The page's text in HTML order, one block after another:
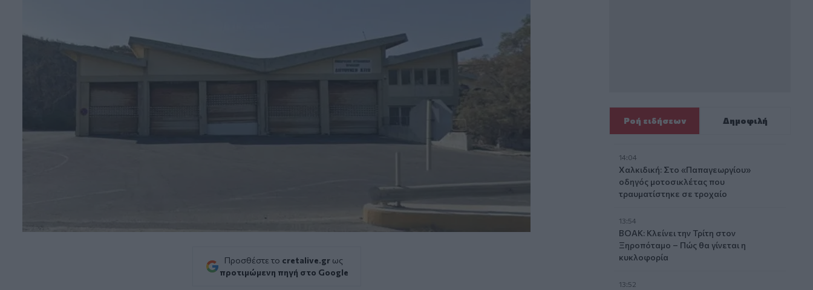
Προσθέστε το cretalive.gr ως
προτιμώμενη πηγή στο Google
Ροή ειδήσεων Δημοφιλή
14:04
Χαλκιδική: Στο «Παπαγεωργίου»
οδηγός μοτοσικλέτας που
τραυματίστηκε σε τροχαίο
13:54
ΒΟΑΚ: Κλείνει την Τρίτη στον
Ξηροπόταμο – Πώς θα γίνεται η
κυκλοφορία
13:52